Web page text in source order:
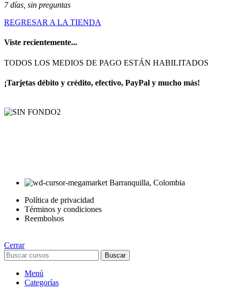
7 días, sin preguntas
REGRESAR A LA TIENDA
Viste recientemente...
TODOS LOS MEDIOS DE PAGO ESTÁN HABILITADOS
¡Tarjetas débito y crédito, efectivo, PayPal y mucho más!
Barranquilla, Colombia
Política de privacidad
Términos y condiciones
Reembolsos
Cerrar
Buscar
Menú
Categorías